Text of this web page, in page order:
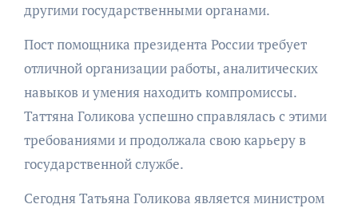
другими государственными органами.
Пост помощника президента России требует
отличной организации работы, аналитических
навыков и умения находить компромиссы.
Таттяна Голикова успешно справлялась с этими
требованиями и продолжала свою карьеру в
государственной службе.
Сегодня Татьяна Голикова является министром